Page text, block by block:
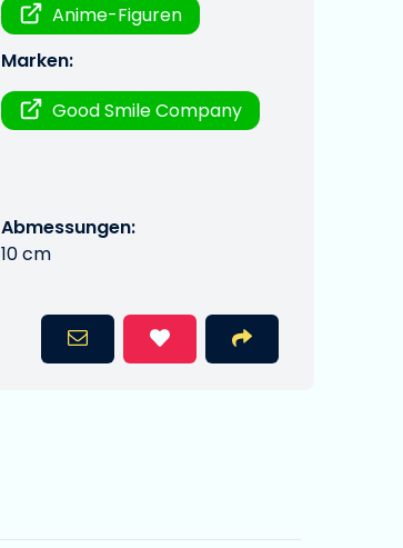
Anime-Figuren
Marken:
Good Smile Company
Abmessungen:
10 cm